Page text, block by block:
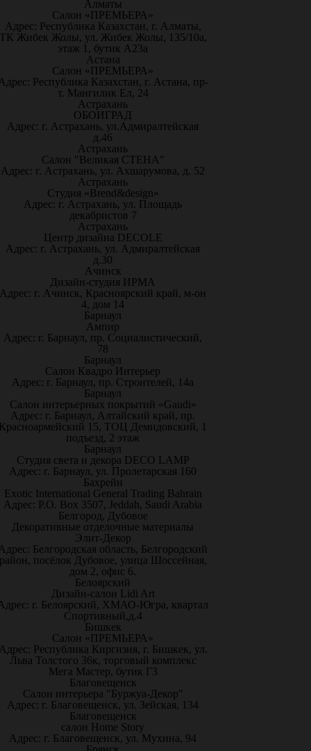
Алматы
Салон «ПРЕМЬЕРА»
Адрес: Республика Казахстан, г. Алматы,
Жибек Жолы, ул. Жибек Жолы, 135/10а,
этаж 1, бутик А23а
Астана
Салон «ПРЕМЬЕРА»
Республика Казахстан, г. Астана, пр-
т. Мангилик Ел, 24
Астрахань
ОБОИГРАД
Адрес: г. Астрахань, ул.Адмиралтейская
д.46
Астрахань
Салон "Великая СТЕНА"
Адрес: г. Астрахань, ул. Ахшарумова, д. 52
Астрахань
Студия «Brend&design»
Адрес: г. Астрахань, ул. Площадь
декабристов 7
Астрахань
Центр дизайна DECOLE
Адрес: г. Астрахань, ул. Адмиралтейская
д.30
Ачинск
Дизайн-студия ИРМА
Адрес: г. Ачинск, Красноярский край, м-он
4, дом 14
Барнаул
Ампир
Адрес: г. Барнаул, пр. Социалистический,
78
Барнаул
Салон Квадро Интерьер
Адрес: г. Барнаул, пр. Строителей, 14а
Барнаул
Салон интерьерных покрытий «Gaudi»
Адрес: г. Барнаул, Алтайский край, пр.
15, ТОЦ Демидовский, 1
подъезд, 2 этаж
Барнаул
Студия света и декора DECO LAMP
Адрес: г. Барнаул, ул. Пролетарская 160
Бахрейн
Exotic International General Trading Bahrain
Адрес: P.O. Box 3507, Jeddah, Saudi Arabia
Белгород, Дубовое
Декоративные отделочные материалы
Элит-Декор
Белгородская область, Белгородский
посёлок Дубовое, улица Шоссейная,
дом 2, офис 6.
Белоярский
Дизайн-салон Lidi Art
г. Белоярский, ХМАО-Югра, квартал
Спортивный,д.4
Бишкек
Салон «ПРЕМЬЕРА»
Республика Киргизия, г. Бишкек, ул.
Льва Толстого 36к, торговый комплекс
Мега Мастер, бутик Г3
Благовещенск
Салон интерьера "Буржуа-Декор"
Адрес: г. Благовещенск, ул. Зейская, 134
Благовещенск
салон Home Story
Адрес: г. Благовещенск, ул. Мухина, 94